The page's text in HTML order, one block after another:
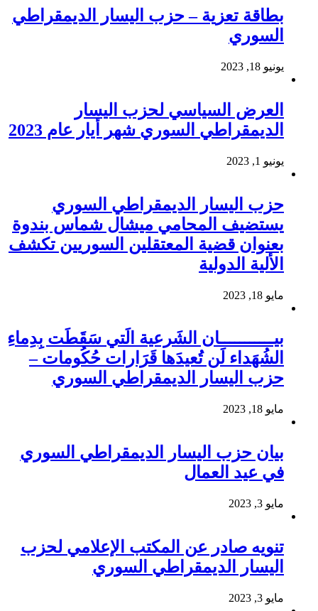
بطاقة تعزية – حزب اليسار الديمقراطي
السوري
يونيو 18, 2023
العرض السياسي لحزب اليسار
الديمقراطي السوري شهر أيار عام 2023
يونيو 1, 2023
حزب اليسار الديمقراطي السوري
يستضيف المحامي ميشال شماس بندوة
بعنوان قضية المعتقلين السوريين تكشف
الألية الدولية
مايو 18, 2023
بيـــــــــــان الشَرعية الَتي سَقَطَت بِدِماءِ
الشُهَداء لَن تُعيدَها قَرَارات حُكُومات –
حزب اليسار الديمقراطي السوري
مايو 18, 2023
بيان حزب اليسار الديمقراطي السوري
في عيد العمال
مايو 3, 2023
تنويه صادر عن المكتب الإعلامي لحزب
اليسار الديمقراطي السوري
مايو 3, 2023